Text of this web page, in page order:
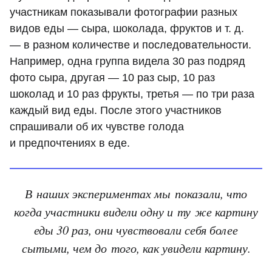
участникам показывали фотографии разных
видов еды — сыра, шоколада, фруктов и т. д.
— в разном количестве и последовательности.
Например, одна группа видела 30 раз подряд
фото сыра, другая — 10 раз сыр, 10 раз
шоколад и 10 раз фрукты, третья — по три раза
каждый вид еды. После этого участников
спрашивали об их чувстве голода
и предпочтениях в еде.
В наших экспериментах мы показали, что
когда участники видели одну и ту же картину
еды 30 раз, они чувствовали себя более
сытыми, чем до того, как увидели картину.